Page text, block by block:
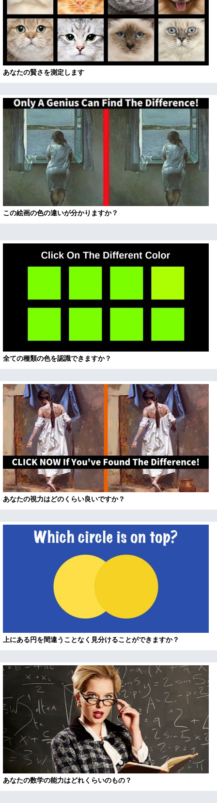
あなたの賢さを測定します
この絵画の色の違いが分かりますか？
全ての種類の色を認識できますか？
あなたの視力はどのくらい良いですか？
上にある円を間違うことなく見分けることができますか？
あなたの数学の能力はどれくらいのもの？